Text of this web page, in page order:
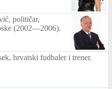
političar,
(2002—2006).
hrvatski fudbaler i trener.